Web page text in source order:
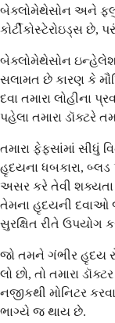
બેક્લોમેથેસોન અને
કોર્ટીકોસ્ટેરોઇડ્સ છે,
બેક્લોમેથેસોન ઇન્હેલેશન
સલામત છે કારણ કે
દવા તમારા લોહીના
પહેલા તમારા ડૉક્ટરે
તમારા ફેફસાંમાં સીધું
હૃદયના ધબકારા, બ્લડ
અસર કરે તેવી શક્યતા
તેમના હૃદયની દવાઓ
સુરક્ષિત રીતે ઉપયોગ
જો તમને ગંભીર હૃદય
લો છો, તો તમારા
નજીકથી મોનિટર
ભાગ્યે જ થાય છે.